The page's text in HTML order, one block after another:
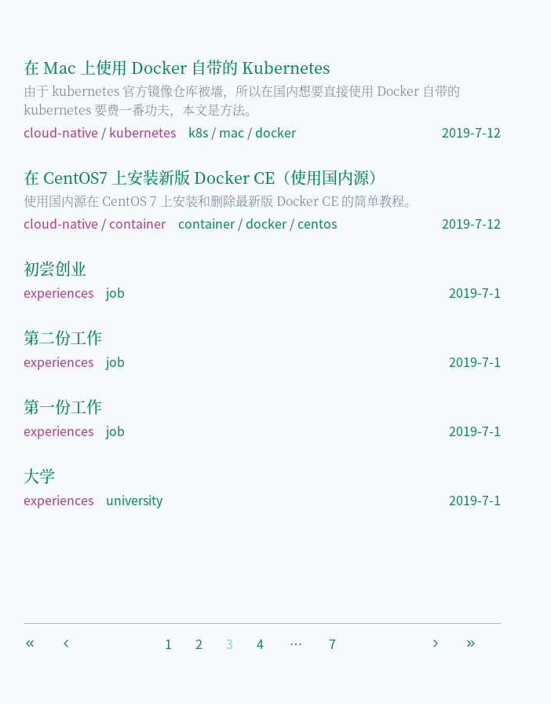
在 Mac 上使用 Docker 自带的 Kubernetes
由于 kubernetes 官方镜像仓库被墙，所以在国内想要直接使用 Docker 自带的
kubernetes 要费一番功夫，本文是方法。
cloud-native / kubernetes k8s / mac /docker 2019-7-12
在 CentOS7 上安装新版 Docker CE（使用国内源）
使用国内源在 CentOS 7 上安装和删除最新版 Docker CE 的简单教程。
cloud-native /container container/docker/centos 2019-7-12
初尝创业
experiences job 2019-7-1
第二份工作
experiences job 2019-7-1
第一份工作
experiences job 2019-7-1
大学
experiences university 2019-7-1
1 2 3 4 … 7